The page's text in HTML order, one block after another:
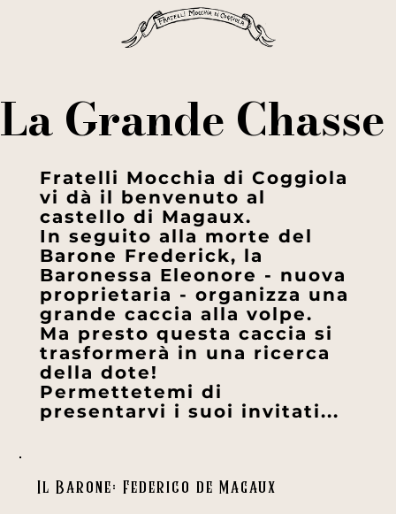
La Grande Chasse
Fratelli Mocchia di Coggiola
vi dà il benvenuto al
castello di Magaux.
In seguito alla morte del
Barone Frederick, la
Baronessa Eleonore - nuova
proprietaria - organizza una
grande caccia alla volpe.
Ma presto questa caccia si
trasformerà in una ricerca
della dote!
Permettetemi di
presentarvi i suoi invitati...
Il Barone: Federico de Magaux